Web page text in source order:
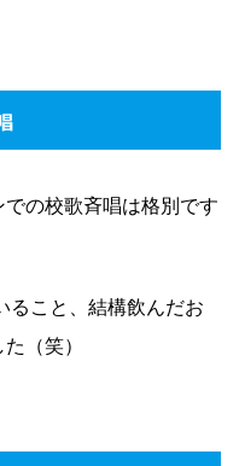
の校歌斉唱は格別です
ること、結構飲んだお
（笑）